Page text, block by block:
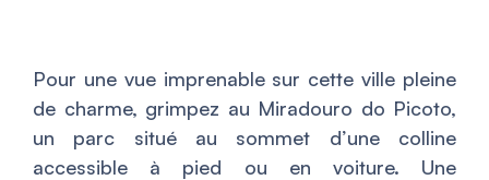
Pour une vue imprenable sur cette ville pleine
de charme, grimpez au Miradouro do Picoto,
un parc situé au sommet d’une colline
accessible à pied ou en voiture. Une